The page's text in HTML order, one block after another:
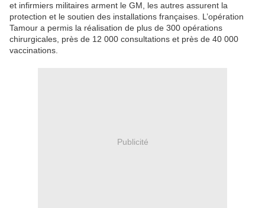
et infirmiers militaires arment le GM, les autres assurent la
protection et le soutien des installations françaises. L’opération
Tamour a permis la réalisation de plus de 300 opérations
chirurgicales, près de 12 000 consultations et près de 40 000
vaccinations.
Publicité